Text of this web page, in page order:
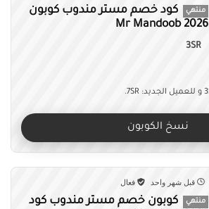
منتهي
كود خصم مستر مندوب كوبون
Mr Mandoob 2026
3SR
نسخ الكوبون
قبل شهر واحد فعال
منتهي
كوبون خصم مستر مندوب كود